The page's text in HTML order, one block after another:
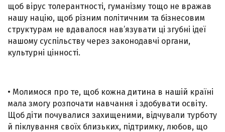
щоб вірус толерантності, гуманізму тощо не вражав
нашу націю, щоб різним політичним та бізнесовим
структурам не вдавалося нав’язувати ці згубні ідеї
нашому суспільству через законодавчі органи,
культурні цінності.
• Молимося про те, щоб кожна дитина в нашій країні
мала змогу розпочати навчання і здобувати освіту.
Щоб діти почувалися захищеними, відчували турботу
й піклування своїх близьких, підтримку, любов, що